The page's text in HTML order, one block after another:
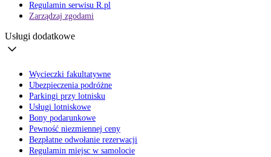
Regulamin serwisu R.pl
Zarządzaj zgodami
Usługi dodatkowe
Wycieczki fakultatywne
Ubezpieczenia podróżne
Parkingi przy lotnisku
Usługi lotniskowe
Bony podarunkowe
Pewność niezmiennej ceny
Bezpłatne odwołanie rezerwacji
Regulamin miejsc w samolocie